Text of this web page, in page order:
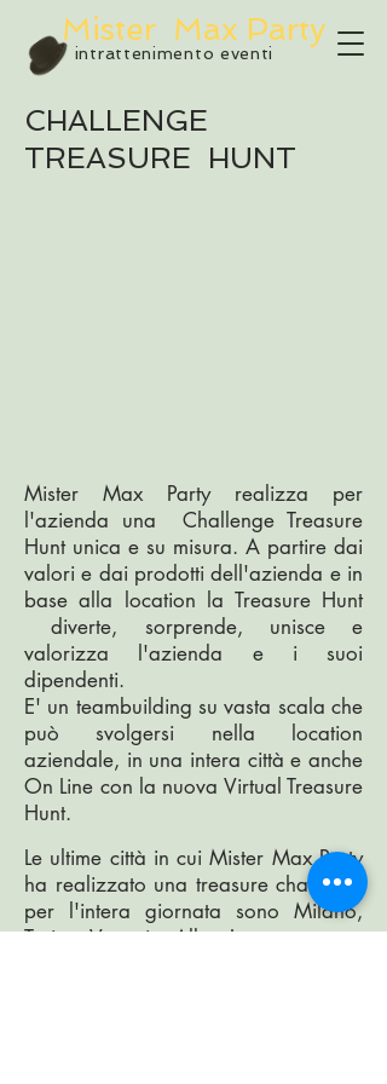
intrattenimento eventi
Mister Max Party
CHALLENGE
TREASURE HUNT
Mister Max Party realizza per
l'azienda una Challenge Treasure
Hunt unica e su misura. A partire dai
valori e dai prodotti dell'azienda e in
base alla location la Treasure Hunt
diverte, sorprende, unisce e
valorizza l'azienda e i suoi
dipendenti.
E' un teambuilding su vasta scala che
può svolgersi nella location
aziendale, in una intera città e anche
On Line con la nuova Virtual Treasure
Hunt.
Le ultime città in cui Mister Max Party
ha realizzato una treasure challenge
per l'intera giornata sono Milano,
Torino, Venezia, Alba, Locarno.